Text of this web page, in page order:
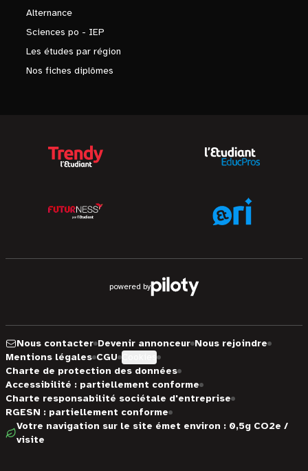
Alternance
Sciences po - IEP
Les études par région
Nos fiches diplômes
powered by
Nous contacter Devenir annonceur Nous rejoindre
Mentions légales CGU
Charte de protection des données
Accessibilité : partiellement conforme
Charte responsabilité sociétale d'entreprise
RGESN : partiellement conforme
Votre navigation sur le site émet environ : 0,5g CO2e /
visite